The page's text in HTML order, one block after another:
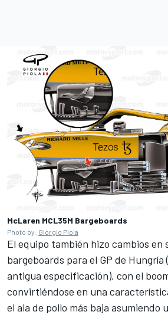
McLaren MCL35M Bargeboards
Photo by: Giorgio Piola
El equipo también hizo cambios en
bargeboards para el GP de Hungría
antigua especificación), con el
convirtiéndose en una
el ala de pollo más baja asumiendo